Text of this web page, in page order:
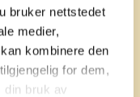
bruker nettstedet
medier,
kombinere den
for dem,
din bruk av
august til 8.
har Norsk
til skoler,